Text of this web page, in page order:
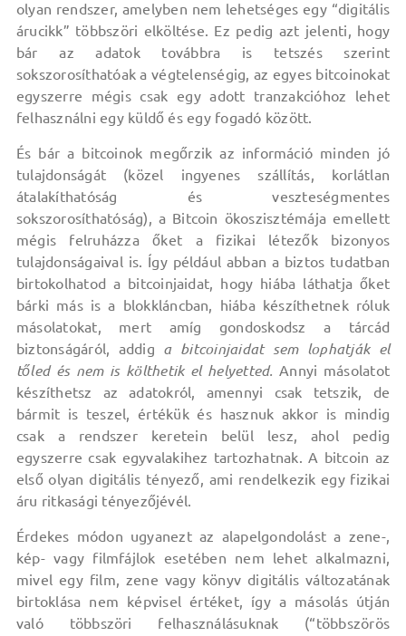
olyan rendszer, amelyben nem lehetséges egy “digitális
árucikk” többszöri elköltése. Ez pedig azt jelenti, hogy
bár az adatok továbbra is tetszés szerint
sokszorosíthatóak a végtelenségig, az egyes bitcoinokat
egyszerre mégis csak egy adott tranzakcióhoz lehet
felhasználni egy küldő és egy fogadó között.
És bár a bitcoinok megőrzik az információ minden jó
tulajdonságát (közel ingyenes szállítás, korlátlan
átalakíthatóság és veszteségmentes
sokszorosíthatóság), a Bitcoin ökoszisztémája emellett
mégis felruházza őket a fizikai létezők bizonyos
tulajdonságaival is. Így például abban a biztos tudatban
birtokolhatod a bitcoinjaidat, hogy hiába láthatja őket
bárki más is a blokkláncban, hiába készíthetnek róluk
másolatokat, mert amíg gondoskodsz a tárcád
biztonságáról, addig a bitcoinjaidat sem lophatják el
tőled és nem is költhetik el helyetted. Annyi másolatot
készíthetsz az adatokról, amennyi csak tetszik, de
bármit is teszel, értékük és hasznuk akkor is mindig
csak a rendszer keretein belül lesz, ahol pedig
egyszerre csak egyvalakihez tartozhatnak. A bitcoin az
első olyan digitális tényező, ami rendelkezik egy fizikai
áru ritkasági tényezőjévél.
Érdekes módon ugyanezt az alapelgondolást a zene-,
kép- vagy filmfájlok esetében nem lehet alkalmazni,
mivel egy film, zene vagy könyv digitális változatának
birtoklása nem képvisel értéket, így a másolás útján
való többszöri felhasználásuknak (“többszörös